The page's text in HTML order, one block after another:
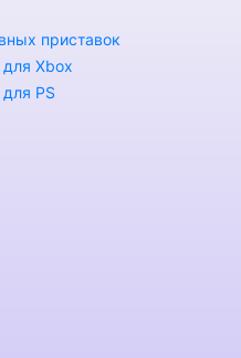
приставок
Xbox
PS